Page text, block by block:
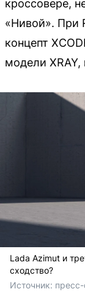
кроссовере,
«Нивой». При
концепт
модели
Lada Azimut и
сходство?
Источник: